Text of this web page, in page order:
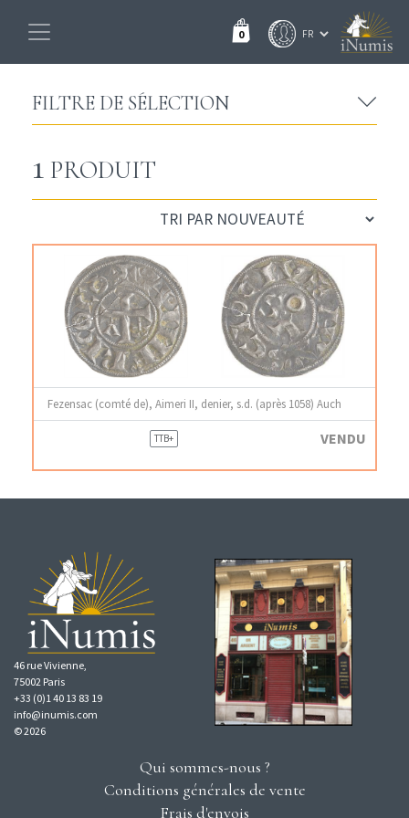
0
FILTRE DE SÉLECTION
1 PRODUIT
Fezensac (comté de), Aimeri II, denier, s.d. (après 1058) Auch
TTB+ VENDU
46 rue Vivienne,
75002 Paris
+33 (0)1 40 13 83 19
info@inumis.com
© 2026
Qui sommes-nous ?
Conditions générales de vente
Frais d'envois